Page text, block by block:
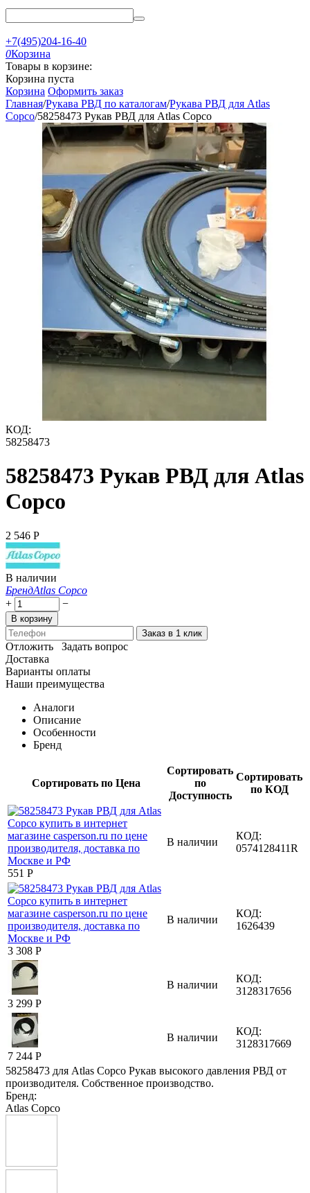
+7(495)204-16-40
0Корзина
Товары в корзине:
Корзина пуста
Корзина Оформить заказ
Главная/Рукава РВД по каталогам/Рукава РВД для Atlas
Copco/58258473 Рукав РВД для Atlas Copco
КОД:
58258473
58258473 Рукав РВД для Atlas
Copco
2 546 Р
В наличии
БрендAtlas Copco
+
−
В корзину
Заказ в 1 клик
Отложить
Задать вопрос
Доставка
Варианты оплаты
Наши преимущества
Аналоги
Описание
Особенности
Бренд
Сортировать по Цена
Сортировать
по
Доступность
Сортировать
по КОД
‍551‍ Р
В наличии
КОД:
0574128411R
3 308 Р
В наличии
КОД:
1626439
3 299 Р
В наличии
КОД:
3128317656
7 244 Р
В наличии
КОД:
3128317669
58258473 для Atlas Copco Рукав высокого давления РВД от
производителя. Собственное производство.
Бренд:
Atlas Copco